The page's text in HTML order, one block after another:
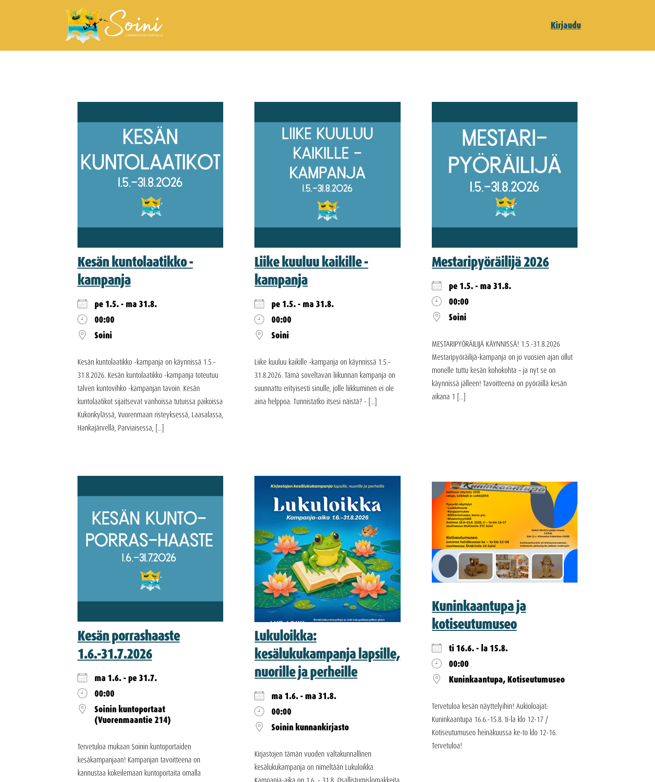
Kirjaudu
Kesän kuntolaatikko -
kampanja
pe 1.5. - ma 31.8.
00:00
Soini
Kesän kuntolaatikko -kampanja on käynnissä 1.5.–
31.8.2026. Kesän kuntolaatikko -kampanja toteutuu
talven kuntovihko -kampanjan tavoin. Kesän
kuntolaatikot sijaitsevat vanhoissa tutuissa paikoissa
Kukonkylässä, Vuorenmaan risteyksessä, Laasalassa,
Hankajärvellä, Parviaisessa, [...]
Liike kuuluu kaikille -
kampanja
pe 1.5. - ma 31.8.
00:00
Soini
Liike kuuluu kaikille -kampanja on käynnissä 1.5.–
31.8.2026. Tämä soveltavan liikunnan kampanja on
suunnattu erityisesti sinulle, jolle liikkuminen ei ole
aina helppoa. Tunnistatko itsesi näistä? - [...]
Mestaripyöräilijä 2026
pe 1.5. - ma 31.8.
00:00
Soini
MESTARIPYÖRÄILIJÄ KÄYNNISSÄ! 1.5.-31.8.2026
Mestaripyöräilijä-kampanja on jo vuosien ajan ollut
monelle tuttu kesän kohokohta – ja nyt se on
käynnissä jälleen! Tavoitteena on pyöräillä kesän
aikana 1 [...]
Kesän porrashaaste
1.6.-31.7.2026
ma 1.6. - pe 31.7.
00:00
Soinin kuntoportaat
(Vuorenmaantie 214)
Tervetuloa mukaan Soinin kuntoportaiden
kesäkampanjaan! Kampanjan tavoitteena on
kannustaa kokeilemaan kuntoportaita omalla
Lukuloikka:
kesälukukampanja lapsille,
nuorille ja perheille
ma 1.6. - ma 31.8.
00:00
Soinin kunnankirjasto
Kirjastojen tämän vuoden valtakunnallinen
kesälukukampanja on nimeltään Lukuloikka.
Kuninkaantupa ja
kotiseutumuseo
ti 16.6. - la 15.8.
00:00
Kuninkaantupa, Kotiseutumuseo
Tervetuloa kesän näyttelyihin! Aukioloajat:
Kuninkaantupa 16.6.-15.8. ti-la klo 12-17 /
Kotiseutumuseo heinäkuussa ke-to klo 12-16.
Tervetuloa!